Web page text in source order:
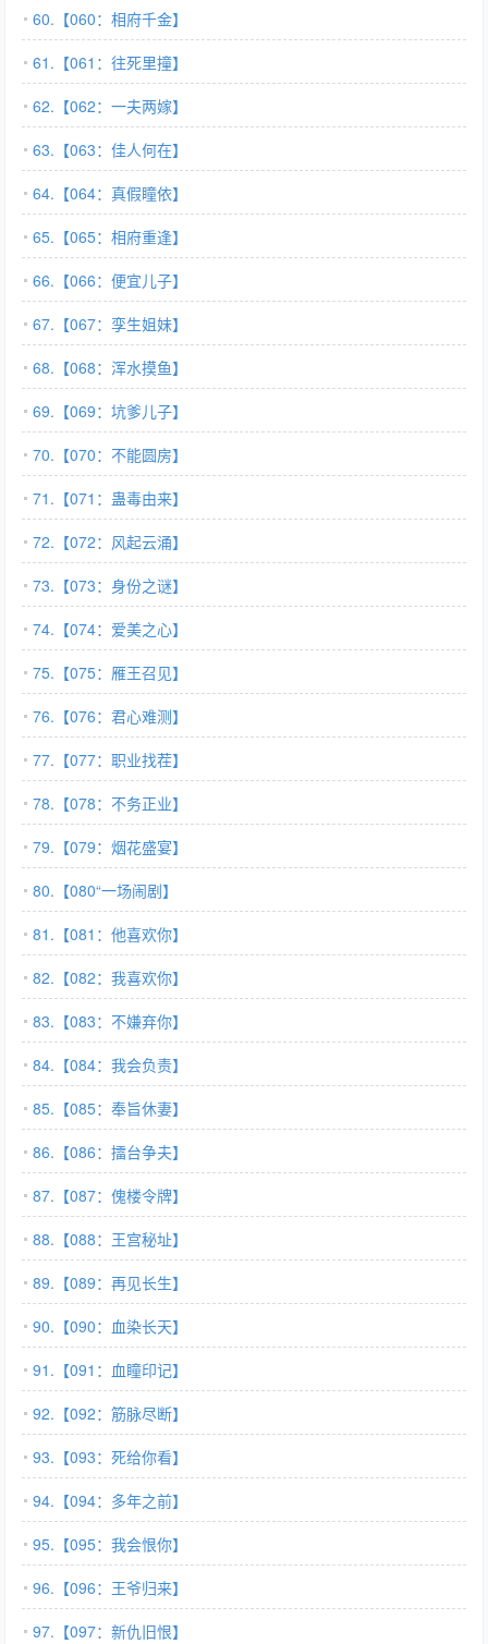
60.【060：相府千金】
61.【061：往死里撞】
62.【062：一夫两嫁】
63.【063：佳人何在】
64.【064：真假瞳依】
65.【065：相府重逢】
66.【066：便宜儿子】
67.【067：孪生姐妹】
68.【068：浑水摸鱼】
69.【069：坑爹儿子】
70.【070：不能圆房】
71.【071：蛊毒由来】
72.【072：风起云涌】
73.【073：身份之谜】
74.【074：爱美之心】
75.【075：雁王召见】
76.【076：君心难测】
77.【077：职业找茬】
78.【078：不务正业】
79.【079：烟花盛宴】
80.【080“一场闹剧】
81.【081：他喜欢你】
82.【082：我喜欢你】
83.【083：不嫌弃你】
84.【084：我会负责】
85.【085：奉旨休妻】
86.【086：擂台争夫】
87.【087：傀楼令牌】
88.【088：王宫秘址】
89.【089：再见长生】
90.【090：血染长天】
91.【091：血瞳印记】
92.【092：筋脉尽断】
93.【093：死给你看】
94.【094：多年之前】
95.【095：我会恨你】
96.【096：王爷归来】
97.【097：新仇旧恨】